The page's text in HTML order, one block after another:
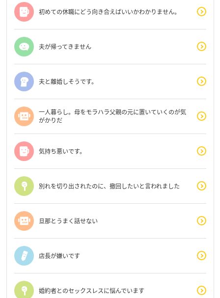
初めての休職にどう向き合えばいいかわかりません。
夫が帰ってきません
夫と離婚しそうです。
一人暮らし。母をモラハラ父親の元に置いていくのが気
がかりだ
気持ち悪いです。
別れを切り出されたのに、撤回したいと言われました
旦那とうまく話せない
店長が嫌いです
婚約者とのセックスレスに悩んでいます